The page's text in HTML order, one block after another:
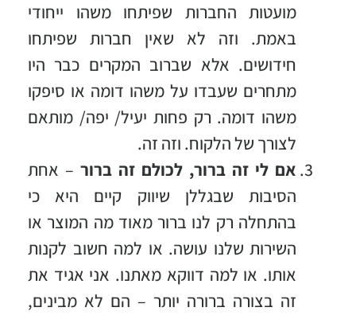
מועטות החברות שפיתחו משהו ייחודי
באמת. וזה לא שאין חברות שפיתחו
חידושים. אלא שברוב המקרים כבר היו
מתחרים שעבדו על משהו דומה או סיפקו
משהו דומה. רק פחות יעיל/ יפה/ מותאם
לצורך של הלקוח. וזה זה.
אם לי זה ברור, לכולם זה ברור – אחת
הסיבות שבגללן שיווק קיים היא כי
בהתחלה רק לנו ברור מאוד מה המוצר או
השירות שלנו עושה. או למה חשוב לקנות
אותו. או למה דווקא מאתנו. אני אגיד את
זה בצורה ברורה יותר – הם לא מבינים,